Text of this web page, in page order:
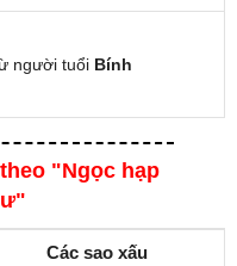
người tuổi Bính
"Ngọc hạp
Các sao xấu